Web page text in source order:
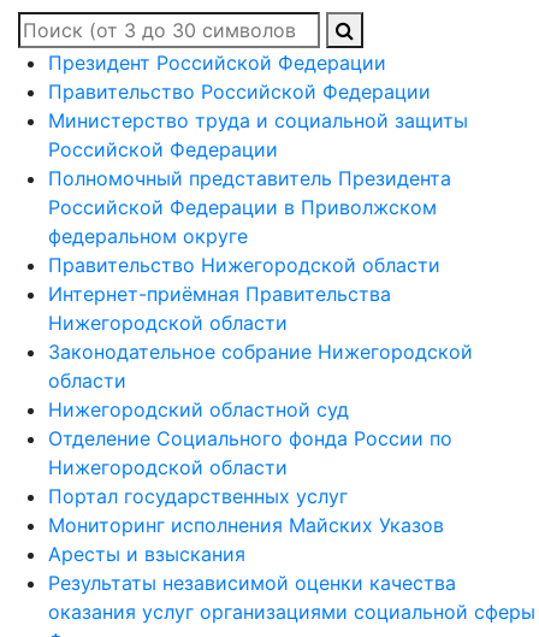
Президент Российской Федерации
Правительство Российской Федерации
Министерство труда и социальной защиты
Российской Федерации
Полномочный представитель Президента
Российской Федерации в Приволжском
федеральном округе
Правительство Нижегородской области
Интернет-приёмная Правительства
Нижегородской области
Законодательное собрание Нижегородской
области
Нижегородский областной суд
Отделение Социального фонда России по
Нижегородской области
Портал государственных услуг
Мониторинг исполнения Майских Указов
Аресты и взыскания
Результаты независимой оценки качества
оказания услуг организациями социальной сферы